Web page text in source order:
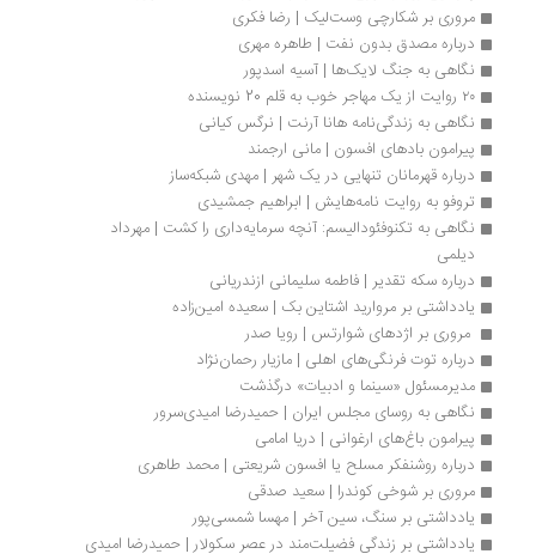
مروری بر شکارچی وست‌لیک | رضا فکری
درباره مصدق بدون نفت | طاهره مهری
نگاهی به جنگ لایک‌ها | آسیه اسدپور
نگاهی به زندگی‏‌نامه هانا آرنت | نرگس کیانی
پیرامون بادهای افسون | مانی ارجمند
درباره قهرمانان تنهایی در یک شهر | مهدی شبکه‌ساز
تروفو به روایت ‌‌نامه‌هایش | ابراهیم جمشیدی
نگاهی به تکنوفئودالیسم: آنچه سرمایه‌داری را کشت | مهرداد
درباره سکه تقدیر | فاطمه سلیمانی ازندریانی
یادداشتی بر مروارید اشتاین بک | سعیده امین‌زاده
مروری بر اژدهای شوارتس | رویا صدر
درباره توت فرنگی‌های اهلی | مازیار رحمان‌نژاد
مدیرمسئول «سینما و ادبیات» درگذشت
نگاهی به روسای مجلس ایران | حمیدرضا امیدی‌سرور
پیرامون باغ‌های ارغوانی | دریا امامی
درباره روشنفکر مسلح یا افسون شریعتی | محمد طاهری
مروری بر شوخی کوندرا | سعید صدقی
یادداشتی بر سنگ، سین آخر | مهسا شمسی‌پور
یادداشتی بر زندگی فضیلت‌مند در عصر سکولار | حمیدرضا امیدی